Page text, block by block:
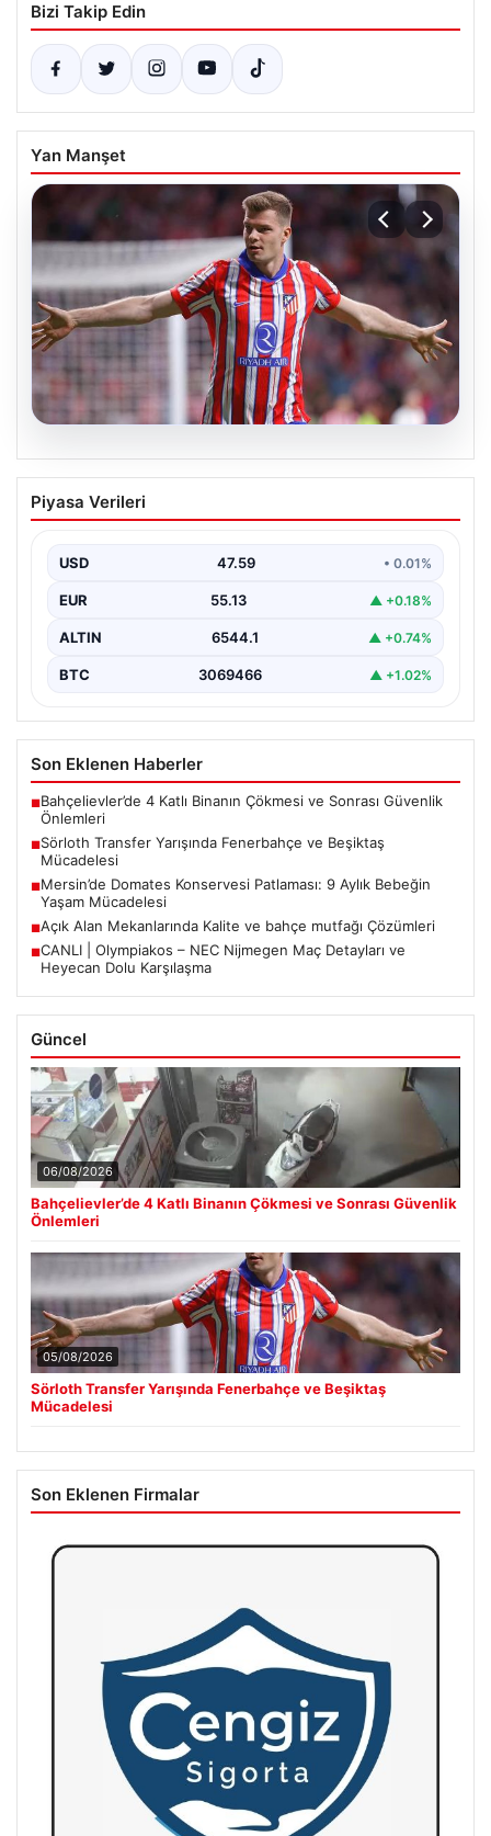
Bizi Takip Edin
Yan Manşet
05.08.2026
Sörloth Transfer Yarışında Fenerbahçe
ve Beşiktaş Mücadelesi
sahne olurken, Süper Lig’in iki büyük devi,…
Piyasa Verileri
USD 47.59 • 0.01%
EUR 55.13 ▲ +0.18%
ALTIN 6544.1 ▲ +0.74%
BTC 3069466 ▲ +1.02%
Son Eklenen Haberler
■Bahçelievler’de 4 Katlı Binanın Çökmesi ve Sonrası Güvenlik
Önlemleri
■Sörloth Transfer Yarışında Fenerbahçe ve Beşiktaş
Mücadelesi
■Mersin’de Domates Konservesi Patlaması: 9 Aylık Bebeğin
Yaşam Mücadelesi
■Açık Alan Mekanlarında Kalite ve bahçe mutfağı Çözümleri
■CANLI | Olympiakos – NEC Nijmegen Maç Detayları ve
Heyecan Dolu Karşılaşma
Güncel
06/08/2026
Bahçelievler’de 4 Katlı Binanın Çökmesi ve Sonrası Güvenlik
Önlemleri
05/08/2026
Sörloth Transfer Yarışında Fenerbahçe ve Beşiktaş
Mücadelesi
Son Eklenen Firmalar